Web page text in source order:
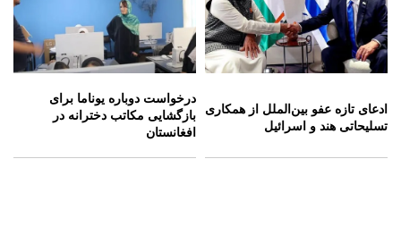
ادعای تازه عفو بین‌الملل از همکاری
تسلیحاتی هند و اسرائیل
درخواست دوباره یوناما برای
بازگشایی مکاتب دخترانه در
افغانستان